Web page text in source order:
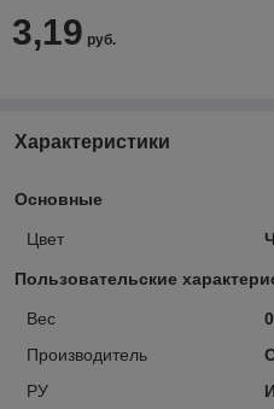
3,19 руб.
Характеристики
Основные
Цвет
Пользовательские
Вес
Производитель
РУ